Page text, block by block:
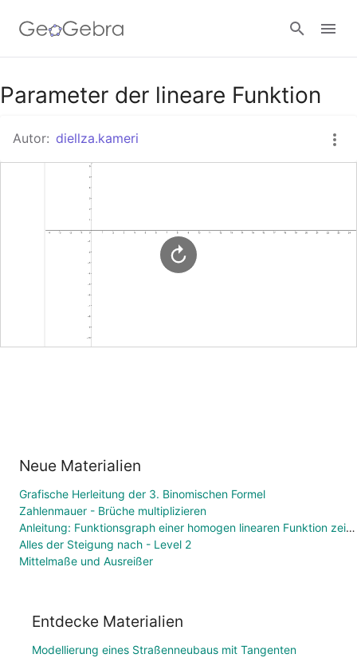
Google Classroom
GeoGebra Classroom
Parameter der lineare Funktion
Autor: diellza.kameri
Neue Materialien
Grafische Herleitung der 3. Binomischen Formel
Zahlenmauer - Brüche multiplizieren
Anleitung: Funktionsgraph einer homogen linearen Funktion zeichnen
Alles der Steigung nach - Level 2
Mittelmaße und Ausreißer
Entdecke Materialien
Modellierung eines Straßenneubaus mit Tangenten